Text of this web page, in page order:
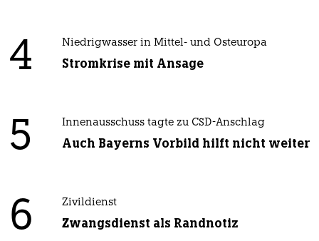
4 Niedrigwasser in Mittel- und Osteuropa
Stromkrise mit Ansage
5 Innenausschuss tagte zu CSD-Anschlag
Auch Bayerns Vorbild hilft nicht weiter
6 Zivildienst
Zwangsdienst als Randnotiz